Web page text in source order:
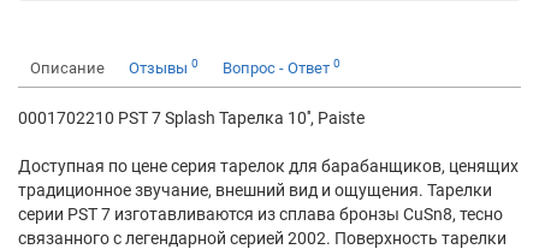
Описание Отзывы 0 Вопрос - Ответ 0
0001702210 PST 7 Splash Тарелка 10'', Paiste
Доступная по цене серия тарелок для барабанщиков, ценящих
традиционное звучание, внешний вид и ощущения. Тарелки
серии PST 7 изготавливаются из сплава бронзы CuSn8, тесно
связанного с легендарной серией 2002. Поверхность тарелки